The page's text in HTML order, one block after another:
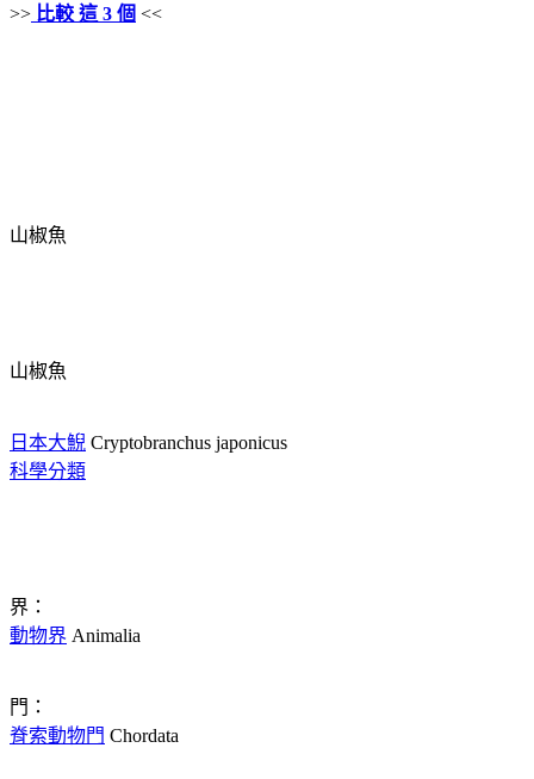
>> 比較 這 3 個 <<
山椒魚
山椒魚
日本大鯢 Cryptobranchus japonicus
科學分類
界：
動物界 Animalia
門：
脊索動物門 Chordata